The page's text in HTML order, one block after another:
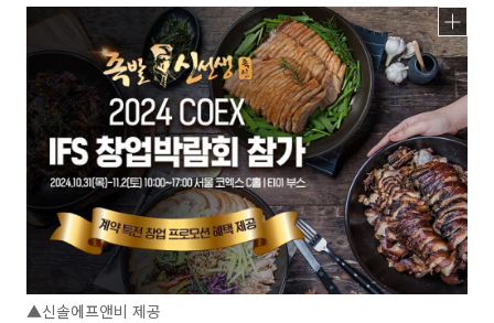
▲신솔에프앤비 제공